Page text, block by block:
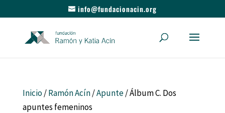
info@fundacionacin.org
Inicio/Ramón Acín/Apunte/ Álbum C. Dos
apuntes femeninos